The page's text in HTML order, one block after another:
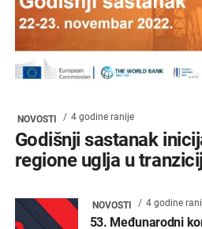
NOVOSTI 4 godine ranije
Godišnji sastanak
regione uglja u
NOVOSTI 4 godine
53. Međunarodni